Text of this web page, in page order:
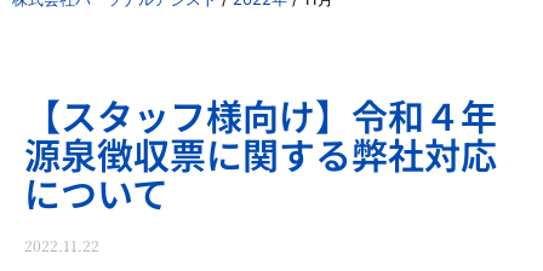
【スタッフ様向け】令和４年
源泉徴収票に関する弊社対応
について
2022.11.22